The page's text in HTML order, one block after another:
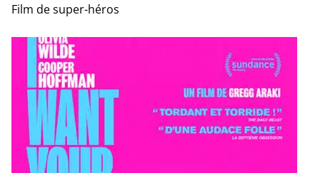
Film de super-héros